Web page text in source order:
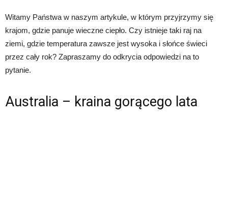
Witamy Państwa w naszym artykule, w którym przyjrzymy się
krajom, gdzie panuje wieczne ciepło. Czy istnieje taki raj na
ziemi, gdzie temperatura zawsze jest wysoka i słońce świeci
przez cały rok? Zapraszamy do odkrycia odpowiedzi na to
pytanie.
Australia – kraina gorącego lata